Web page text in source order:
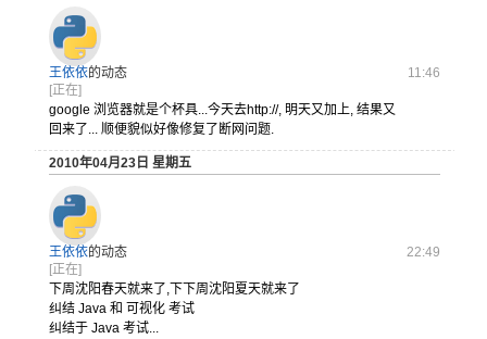
王依依的动态
11:46
[正在]
google 浏览器就是个杯具...今天去http://, 明天又加上, 结果又
回来了... 顺便貌似好像修复了断网问题.
2010年04月23日 星期五
王依依的动态
22:49
[正在]
下周沈阳春天就来了, 下下周沈阳夏天就来了
纠结 Java 和 可视化 考试
纠结于 Java 考试...